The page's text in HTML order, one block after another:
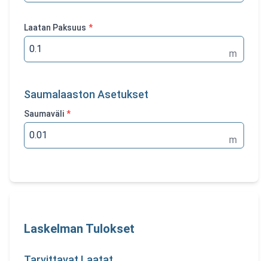
Laatan Paksuus *
m
Saumalaaston Asetukset
Saumaväli *
m
Laskelman Tulokset